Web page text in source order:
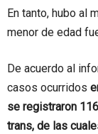
En tanto, hubo al
menor de edad
De acuerdo al
casos ocurridos
se registraron
trans, de las